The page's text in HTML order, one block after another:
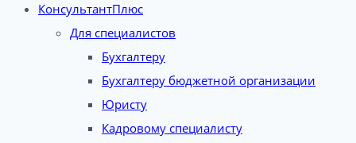
КонсультантПлюс
Для специалистов
Бухгалтеру
Бухгалтеру бюджетной организации
Юристу
Кадровому специалисту